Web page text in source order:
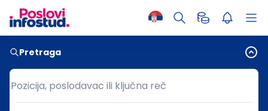
Pretraga
Pozicija, poslodavac ili ključna reč
Pozicija, poslodavac ili ključna reč